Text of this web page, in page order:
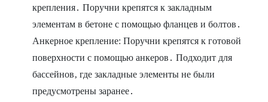
крепления․ Поручни крепятся к закладным
элементам в бетоне с помощью фланцев и болтов․
Анкерное крепление: Поручни крепятся к готовой
поверхности с помощью анкеров․ Подходит для
бассейнов‚ где закладные элементы не были
предусмотрены заранее․